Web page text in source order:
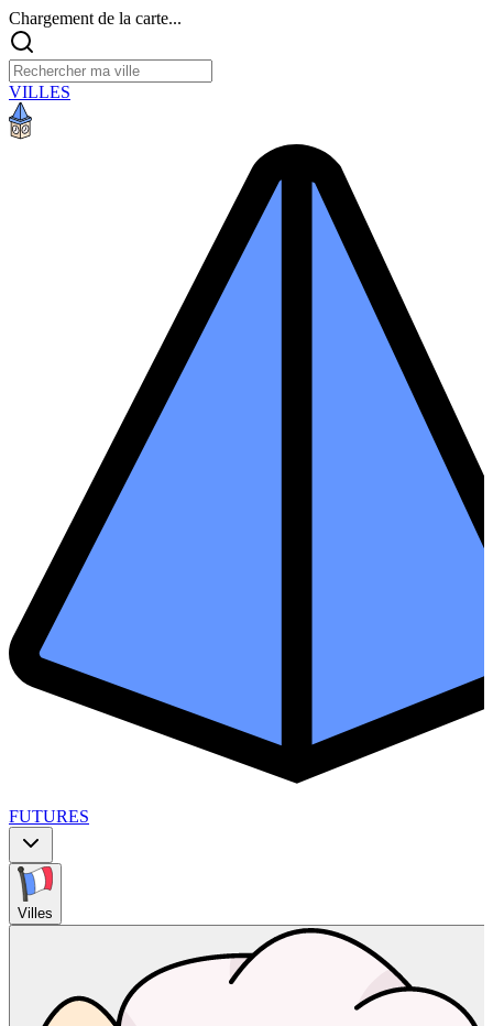
Chargement de la carte...
VILLES
FUTURES
Villes